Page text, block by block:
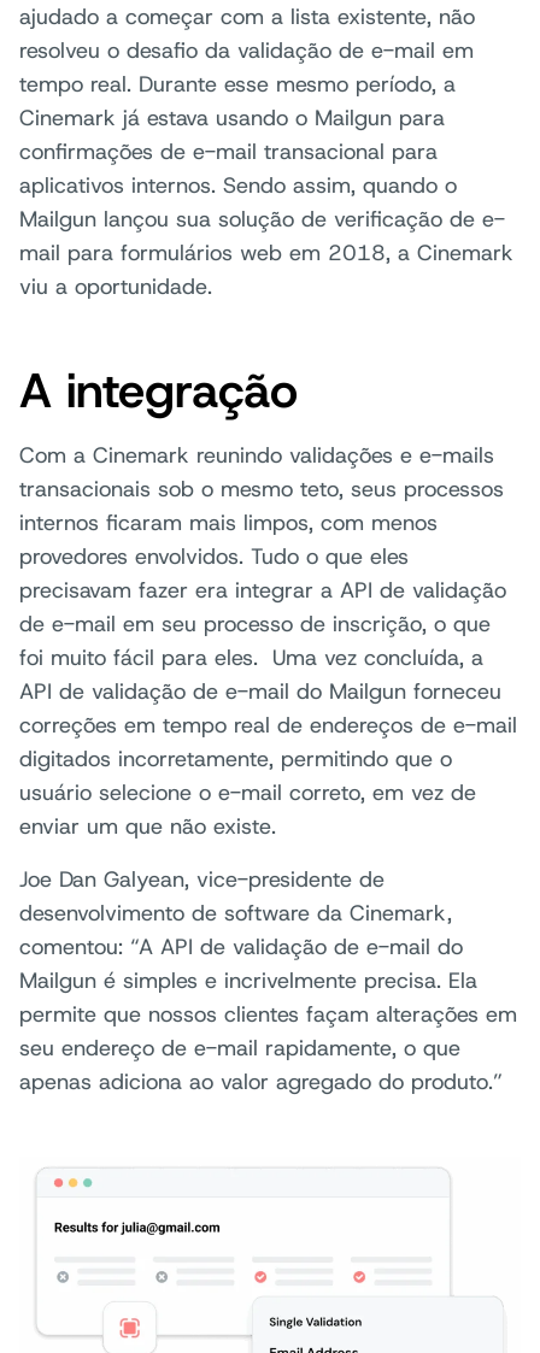
ajudado a começar com a lista existente, não
resolveu o desafio da validação de e-mail em
tempo real. Durante esse mesmo período, a
Cinemark já estava usando o Mailgun para
confirmações de e-mail transacional para
aplicativos internos. Sendo assim, quando o
Mailgun lançou sua solução de verificação de e-
mail para formulários web em 2018, a Cinemark
viu a oportunidade.
A integração
Com a Cinemark reunindo validações e e-mails
transacionais sob o mesmo teto, seus processos
internos ficaram mais limpos, com menos
provedores envolvidos. Tudo o que eles
precisavam fazer era integrar a API de validação
de e-mail em seu processo de inscrição, o que
foi muito fácil para eles. Uma vez concluída, a
API de validação de e-mail do Mailgun forneceu
correções em tempo real de endereços de e-mail
digitados incorretamente, permitindo que o
usuário selecione o e-mail correto, em vez de
enviar um que não existe.
Joe Dan Galyean, vice-presidente de
desenvolvimento de software da Cinemark,
comentou: “A API de validação de e-mail do
Mailgun é simples e incrivelmente precisa. Ela
permite que nossos clientes façam alterações em
seu endereço de e-mail rapidamente, o que
apenas adiciona ao valor agregado do produto.”